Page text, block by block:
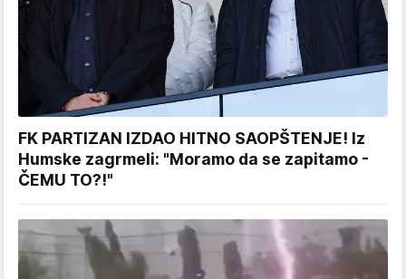
FK PARTIZAN IZDAO HITNO SAOPŠTENJE! Iz
Humske zagrmeli: "Moramo da se zapitamo -
ČEMU TO?!"